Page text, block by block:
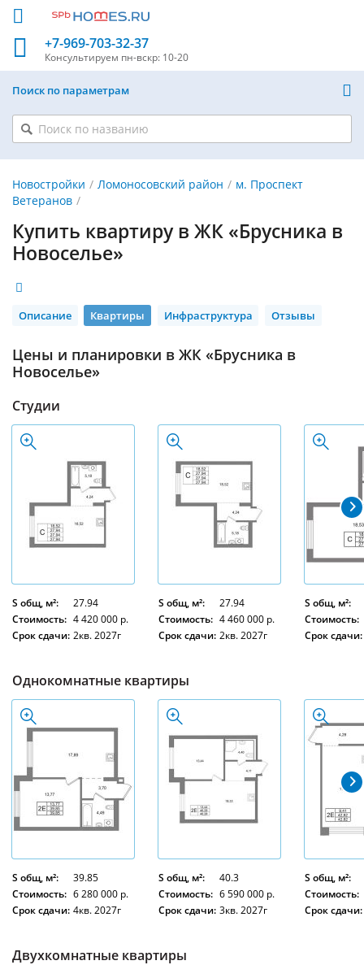
+7-969-703-32-37
Консультируем пн-вскр: 10-20
Поиск по параметрам
Новостройки Ломоносовский район
м. Проспект
Ветеранов
Купить квартиру в ЖК «Брусника в
Новоселье»
Описание Квартиры Инфраструктура Отзывы
Цены и планировки в ЖК «Брусника в
Новоселье»
Студии
S общ, м²:
27.94
Стоимость: 4 420 000 р.
Срок сдачи: 2кв. 2027г
S общ, м²:
27.94
Стоимость: 4 460 000 р.
Срок сдачи: 2кв. 2027г
S общ, м²:
Стоимость:
Срок сдачи:
Однокомнатные квартиры
S общ, м²:
39.85
Стоимость: 6 280 000 р.
Срок сдачи: 4кв. 2027г
S общ, м²:
40.3
Стоимость: 6 590 000 р.
Срок сдачи: 3кв. 2027г
S общ, м²:
Стоимость:
Срок сдачи:
Двухкомнатные квартиры